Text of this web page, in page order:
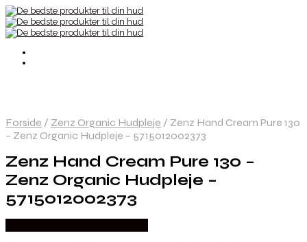
Forside / Zenz Organic Hudpleje / Zenz Hand Cream Pure 130
– Zenz Organic Hudpleje – 5715012002373
Zenz Hand Cream Pure 130 –
Zenz Organic Hudpleje –
5715012002373